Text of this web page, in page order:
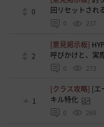
0
回リセットされ
0 237
2
[意見掲示板]
呼びかけと、実
0 273
1
[クラス攻略] [エ
キル特化
0 269